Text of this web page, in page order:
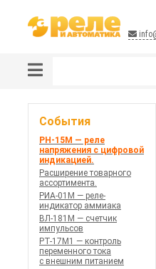
События
РН-15М — реле
напряжения с цифровой
индикацией.
Расширение товарного
ассортимента.
РИА-01М — реле-
индикатор аммиака
ВЛ-181М — счетчик
импульсов
РТ-17М1 — контроль
переменного тока
с внешним питанием